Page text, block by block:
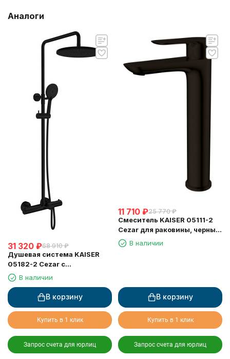
Аналоги
31 320 ₽68 910 ₽
Душевая система KAISER
05182-2 Cezar с
термостатом 6282
В наличии
В корзину
Купить в 1 клик
Запрос счета для юрлиц
11 710 ₽25 770 ₽
Смеситель KAISER 05111-2
Cezar для раковины, черный
матовый
В наличии
В корзину
Купить в 1 клик
Запрос счета для юрлиц